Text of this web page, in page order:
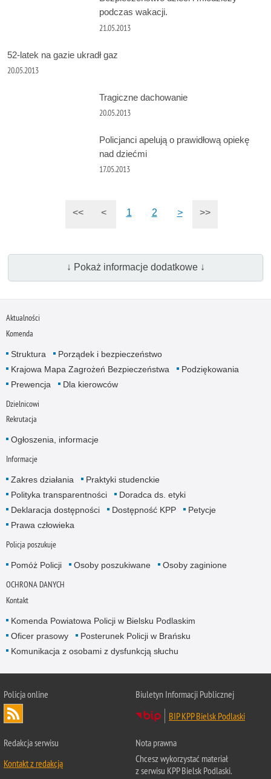
podczas wakacji.
21.05.2013
52-latek na gazie ukradł gaz
20.05.2013
Tragiczne dachowanie
20.05.2013
Policjanci apelują o prawidłową opiekę
nad dziećmi
17.05.2013
<< < 1 2 > >>
↓ Pokaż informacje dodatkowe ↓
Aktualności
Komenda
Struktura
Porządek i bezpieczeństwo
Krajowa Mapa Zagrożeń Bezpieczeństwa
Podziękowania
Prewencja
Dla kierowców
Dzielnicowi
Rekrutacja
Ogłoszenia, informacje
Informacje
Zakres działania
Praktyki studenckie
Polityka transparentności
Doradca ds. etyki
Deklaracja dostępności
Dostępność KPP
Petycje
Prawa człowieka
Policja poszukuje
Pomóż Policji Osoby poszukiwane Osoby zaginione
OCHRONA DANYCH
Kontakt
Komenda Powiatowa Policji w Bielsku Podlaskim
Oficer prasowy
Posterunek Policji w Brańsku
Komunikacja z osobami z dysfunkcją słuchu
Policja online
Biuletyn Informacji Publicznej
BIP KPP Bielsk Podlaski
Redakcja serwisu
Kontakt z redakcją
Nota prawna
Chcesz wykorzystać materiał
z serwisu KPP Bielsk Podlaski.